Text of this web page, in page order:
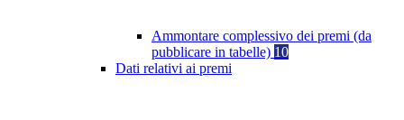
Ammontare complessivo dei premi (da
pubblicare in tabelle) 10
Dati relativi ai premi